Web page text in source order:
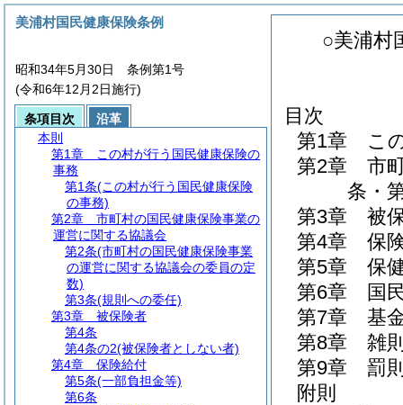
○美浦村
目次
第1章
こ
第2章
市
条・
第3章
被
第4章
保
第5章
保
第6章
国
第7章
基
第8章
雑
第9章
罰
附則
美浦村国民健康保険条例
昭和34年5月30日 条例第1号
(令和6年12月2日施行)
条項目次
沿革
本則
第1章
この村が行う国民健康保険の
事務
第1条(この村が行う国民健康保険
の事務)
第2章
市町村の国民健康保険事業の
運営に関する協議会
第2条(市町村の国民健康保険事業
の運営に関する協議会の委員の定
数)
第3条(規則への委任)
第3章
被保険者
第4条
第4条の2(被保険者としない者)
第4章
保険給付
第5条(一部負担金等)
第6条